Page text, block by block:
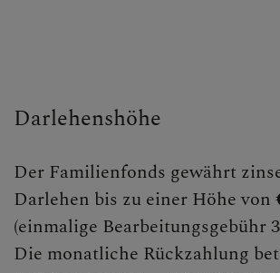
FRAGEN
GLAUBEN
ERLEBEN
Darlehenshöhe
Der Familienfonds gewährt
Darlehen bis zu einer Höhe von
(einmalige Bearbeitungsgebühr
Die monatliche Rückzahlung